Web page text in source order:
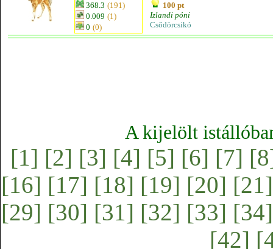
368.3 (191)
0.009 (1)
0 (0)
100 pt
Izlandi póni
Csődörcsikó
A kijelölt
[1] [2] [3] [4] [5] [6] [7]
[16] [17] [18] [19] [20] [21]
[29] [30] [31] [32] [33] [34]
[42]